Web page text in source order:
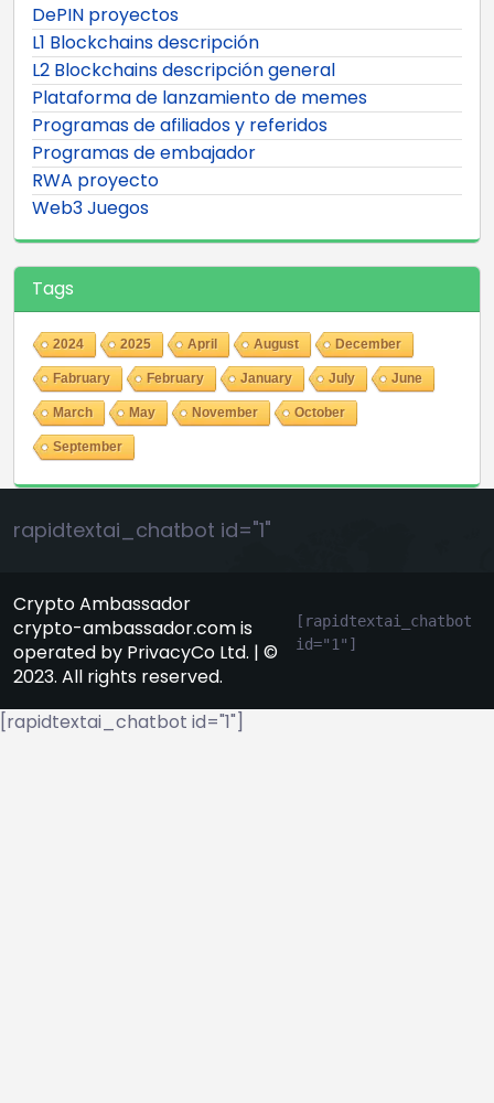
DePIN proyectos
L1 Blockchains descripción
L2 Blockchains descripción general
Plataforma de lanzamiento de memes
Programas de afiliados y referidos
Programas de embajador
RWA proyecto
Web3 Juegos
Tags
2024 2025 April August December
Fabruary February January July June
March May November October
September
rapidtextai_chatbot id="1"
Crypto Ambassador
crypto-ambassador.com is
operated by PrivacyCo Ltd. | ©
2023. All rights reserved.
[rapidtextai_chatbot
id="1"]
[rapidtextai_chatbot id="1"]